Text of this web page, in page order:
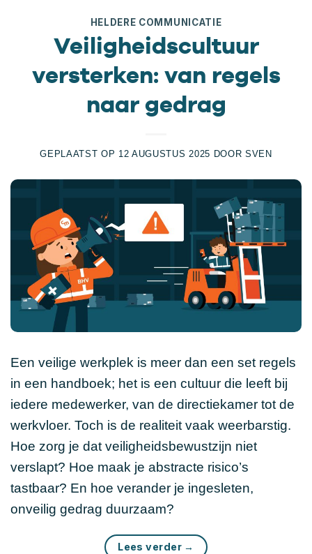
HELDERE COMMUNICATIE
Veiligheidscultuur
versterken: van regels
naar gedrag
GEPLAATST OP 12 AUGUSTUS 2025 DOOR SVEN
Een veilige werkplek is meer dan een set regels
in een handboek; het is een cultuur die leeft bij
iedere medewerker, van de directiekamer tot de
werkvloer. Toch is de realiteit vaak weerbarstig.
Hoe zorg je dat veiligheidsbewustzijn niet
verslapt? Hoe maak je abstracte risico’s
tastbaar? En hoe verander je ingesleten,
onveilig gedrag duurzaam?
Lees verder →